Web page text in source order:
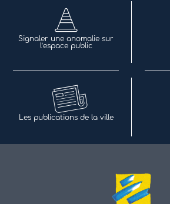
Signaler une anomalie sur
l’espace public
Les publications de la ville